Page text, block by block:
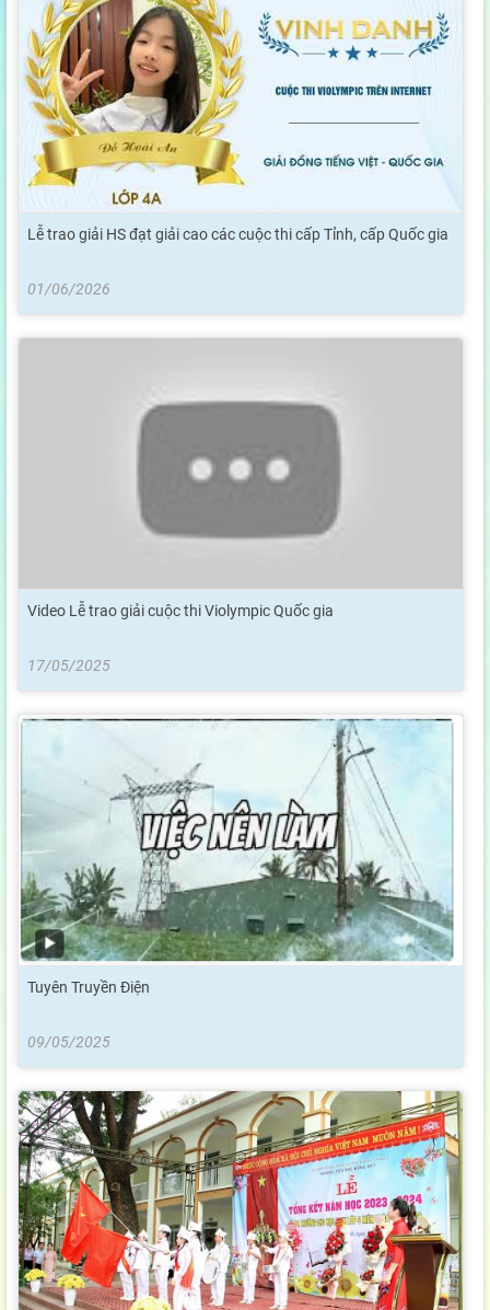
Lễ trao giải HS đạt giải cao các cuộc thi cấp Tỉnh, cấp Quốc gia
01/06/2026
Video Lễ trao giải cuộc thi Violympic Quốc gia
17/05/2025
Tuyên Truyền Điện
09/05/2025